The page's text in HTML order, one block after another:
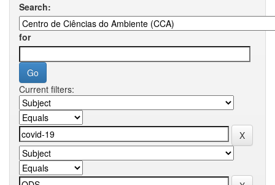
Search:
for
Current filters: